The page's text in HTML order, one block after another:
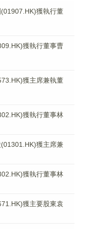
(01907.HK)獲執行董
獲執行董事曹
獲主席兼執董
獲執行董事林
(01301.HK)獲主席兼
獲執行董事林
獲主要股東袁